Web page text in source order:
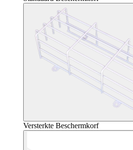
Versterkte Beschermkorf